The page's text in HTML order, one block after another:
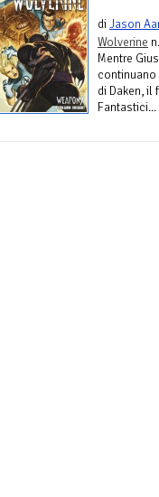
diJason
Wolverine
Mentre
di Daken, il
Fantastici...